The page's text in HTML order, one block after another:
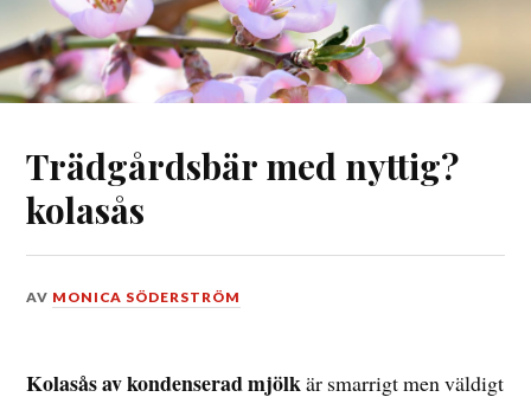
Trädgårdsbär med nyttig?
kolasås
DEN
2015
AV MONICA SÖDERSTRÖM
Kolasås av kondenserad mjölkär smarrigt men väldigt